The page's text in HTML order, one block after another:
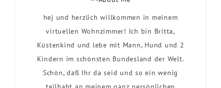
hej und herzlich willkommen in meinem
virtuellen Wohnzimmer! Ich bin Britta,
Küstenkind und lebe mit Mann, Hund und 2
Kindern im schönsten Bundesland der Welt.
Schön, daß Ihr da seid und so ein wenig